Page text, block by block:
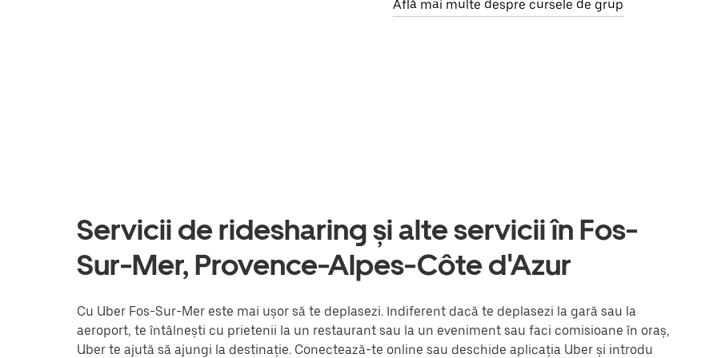
Află mai multe despre cursele de grup
Servicii de ridesharing și alte servicii în Fos-
Sur-Mer, Provence-Alpes-Côte d'Azur
Cu Uber Fos-Sur-Mer este mai ușor să te deplasezi. Indiferent dacă te deplasezi la gară sau la
aeroport, te întâlnești cu prietenii la un restaurant sau la un eveniment sau faci comisioane în oraș,
Uber te ajută să ajungi la destinație. Conectează-te online sau deschide aplicația Uber și introdu